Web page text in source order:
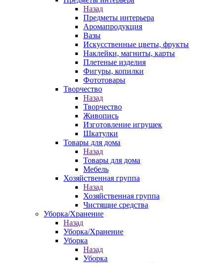
Назад
Предметы интерьера
Аромапродукция
Вазы
Искусственные цветы, фрукты
Наклейки, магниты, карты
Плетеные изделия
Фигуры, копилки
Фототовары
Творчество
Назад
Творчество
Живопись
Изготовление игрушек
Шкатулки
Товары для дома
Назад
Товары для дома
Мебель
Хозяйственная группа
Назад
Хозяйственная группа
Чистящие средства
Уборка/Хранение
Назад
Уборка/Хранение
Уборка
Назад
Уборка